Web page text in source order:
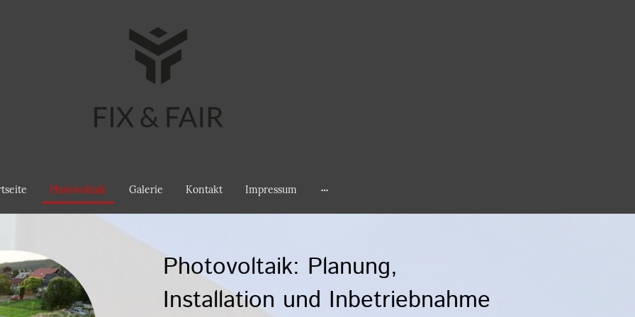
Photovoltaik Galerie Kontakt Impressum
Photovoltaik: Planung,
Installation und Inbetriebnahme